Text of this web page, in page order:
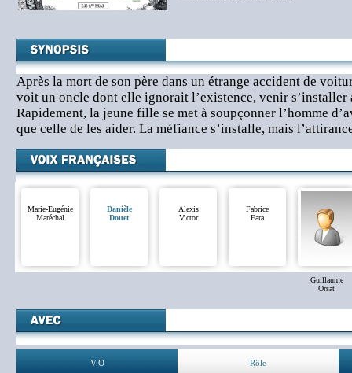
Après la mort de son père dans un étrange accident de
voit un oncle dont elle ignorait l’existence, venir s’installer
Rapidement, la jeune fille se met à soupçonner l’homme
que celle de les aider. La méfiance s’installe, mais
Marie-Eugénie
Maréchal
Danièle
Douet
Alexis
Victor
Fabrice
Fara
Guillaume
Orsat
V.O Rôle